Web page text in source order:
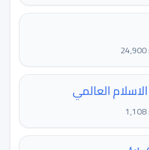
العالمي